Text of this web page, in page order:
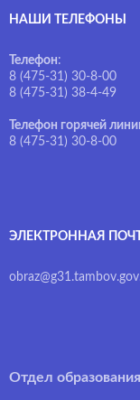
НАШИ ТЕЛЕФОНЫ
Телефон:
8 (475-31) 30-8-00
8 (475-31) 38-4-49
Телефон горячей
8 (475-31) 30-8-00
ЭЛЕКТРОННАЯ
Отдел